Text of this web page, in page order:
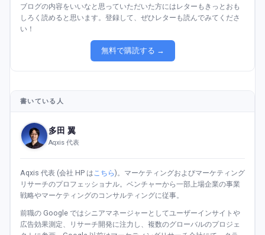
ブログの内容をいいなと思っていただいた方にはレターもきっとおも
しろく読めると思います。登録して、ぜひレターも読んでみてくださ
い！
無料で購読する →
書いている人
多田 翼
Aqxis 代表
Aqxis 代表 (会社 HP はこちら)。マーケティングおよびマーケティング
リサーチのプロフェッショナル。ベンチャーから一部上場企業の事業
戦略やマーケティングのコンサルティングに従事。
前職の Google ではシニアマネージャーとしてユーザーインサイトや
広告効果測定、リサーチ開発に注力し、複数のグローバルのプロジェ